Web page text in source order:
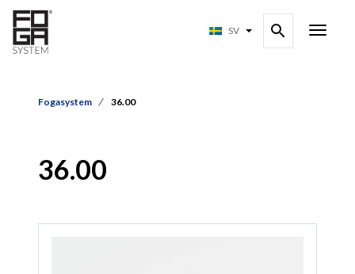
SV
Fogasystem 36.00
36.00